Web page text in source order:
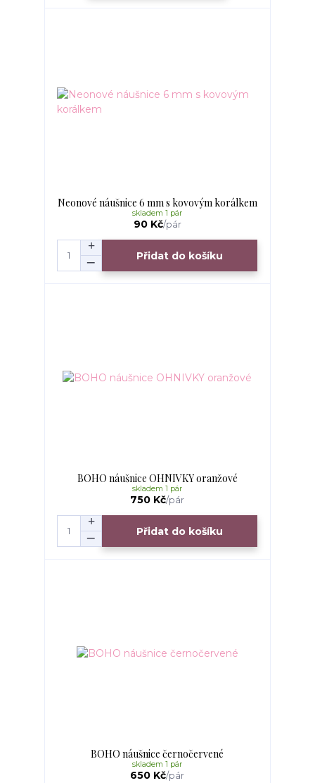
Neonové náušnice 6 mm s kovovým korálkem
90 Kč/pár
skladem 1 pár
Přidat do košíku
BOHO náušnice OHNIVKY oranžové
750 Kč/pár
skladem 1 pár
Přidat do košíku
BOHO náušnice černočervené
650 Kč/pár
skladem 1 pár